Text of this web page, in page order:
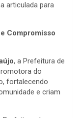
articulada para
Compromisso
, a Prefeitura de
do
fortalecendo
e criam